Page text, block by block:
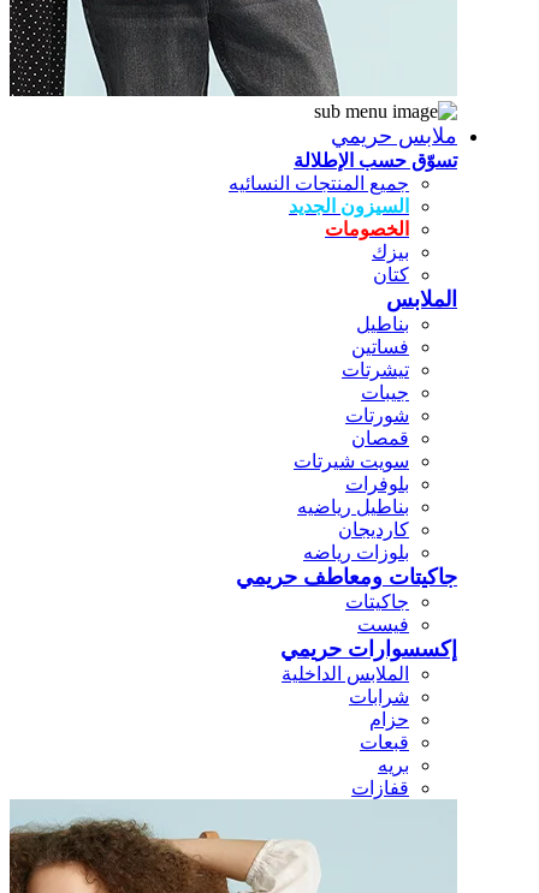
ملابس حريمي
تسوّق حسب الإطلالة
جميع المنتجات النسائيه
السيزون الجديد
الخصومات
بيزك
كتان
الملابس
بناطيل
فساتين
تيشرتات
جيبات
شورتات
قمصان
سويت شيرتات
بلوفرات
بناطيل رياضيه
كارديجان
بلوزات رياضه
جاكيتات ومعاطف حريمي
جاكيتات
فيست
إكسسوارات حريمي
الملابس الداخلية
شرابات
حزام
قبعات
بريه
قفازات